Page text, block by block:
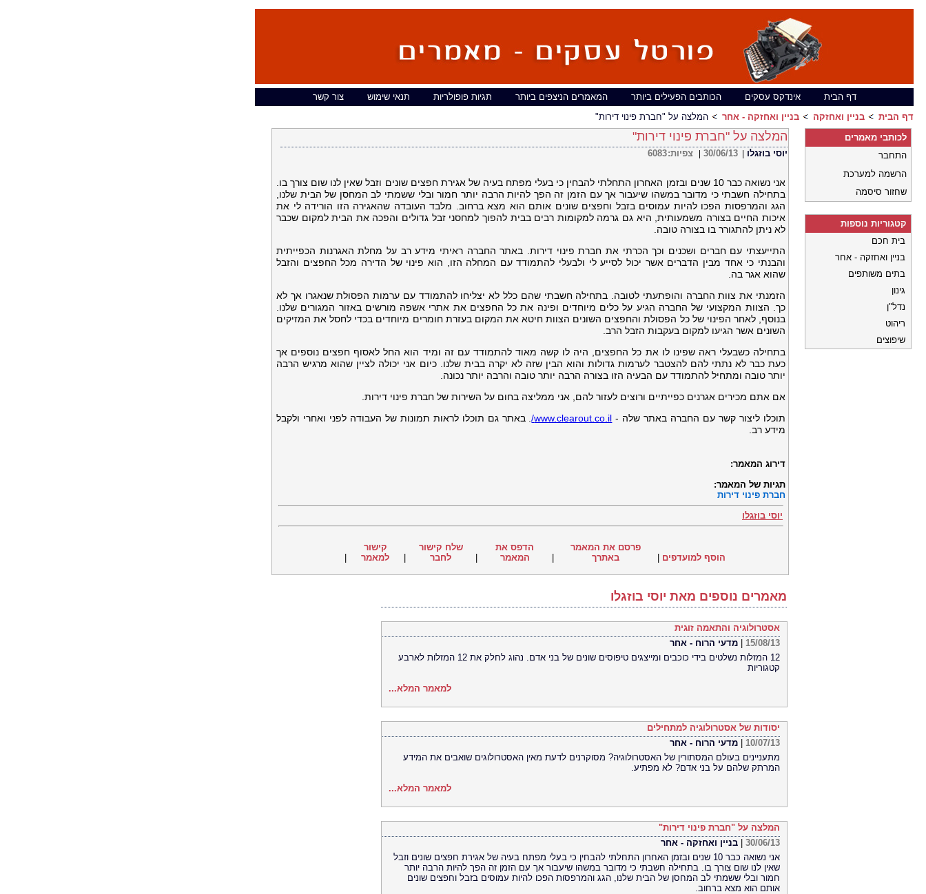
דף הבית אינדקס עסקים הכותבים הפעילים ביותר המאמרים הניצפים ביותר תגיות פופולריות תנאי שימוש
צור קשר
דף הבית
בניין ואחזקה בניין ואחזקה - אחר המלצה על "חברת פינוי דירות"
המלצה על "חברת פינוי דירות"
יוסי בוזגלו 30/06/13 צפיות:6083
אני נשואה כבר 10 שנים ובזמן האחרון התחלתי להבחין כי בעלי מפתח בעיה של אגירת חפצים שונים וזבל שאין לנו שום צורך בו.
בתחילה חשבתי כי מדובר במשהו שיעבור אך עם הזמן זה הפך להיות הרבה יותר חמור ובלי ששמתי לב המחסן של הבית שלנו,
הגג והמרפסות הפכו להיות עמוסים בזבל וחפצים שונים אותם הוא מצא ברחוב. מלבד העובדה שהאגירה הזו הורידה לי את
איכות החיים בצורה משמעותית, היא גם גרמה למקומות רבים בבית להפוך למחסני זבל גדולים והפכה את הבית למקום שכבר
לא ניתן להתגורר בו בצורה טובה.
התייעצתי עם חברים ושכנים וכך הכרתי את חברת פינוי דירות. באתר החברה ראיתי מידע רב על מחלת האגרנות הכפייתית
והבנתי כי אחד מבין הדברים אשר יכול לסייע לי ולבעלי להתמודד עם המחלה הזו, הוא פינוי של הדירה מכל החפצים והזבל
שהוא אגר בה.
הזמנתי את צוות החברה והופתעתי לטובה. בתחילה חשבתי שהם כלל לא יצליחו להתמודד עם ערמות הפסולת שנאגרו אך לא
כך. הצוות המקצועי של החברה הגיע על כלים מיוחדים ופינה את כל החפצים את אתרי אשפה מורשים באזור המגורים שלנו.
בנוסף, לאחר הפינוי של כל הפסולת והחפצים השונים הצוות חיטא את המקום בעזרת חומרים מיוחדים בכדי לחסל את המזיקים
השונים אשר הגיעו למקום בעקבות הזבל הרב.
בתחילה כשבעלי ראה שפינו לו את כל החפצים, היה לו קשה מאוד להתמודד עם זה ומיד הוא החל לאסוף חפצים נוספים אך
כעת כבר לא נתתי להם להצטבר לערמות גדולות והוא הבין שזה לא יקרה בבית שלנו. כיום אני יכולה לציין שהוא מרגיש הרבה
יותר טובה ומתחיל להתמודד עם הבעיה הזו בצורה הרבה יותר טובה והרבה יותר נכונה.
אם אתם מכירים אגרנים כפייתיים ורוצים לעזור להם, אני ממליצה בחום על השירות של חברת פינוי דירות.
תוכלו ליצור קשר עם החברה באתר שלה - www.clearout.co.il/ . באתר גם תוכלו לראות תמונות של העבודה לפני ואחרי ולקבל
מידע רב.
דירוג המאמר:
תגיות של המאמר:
חברת פינוי דירות
יוסי בוזגלו
הוסף למועדפים |
פרסם את המאמר
באתרך
|
הדפס את
המאמר
|
שלח קישור
לחבר
|
קישור
למאמר
|
מאמרים נוספים מאת יוסי בוזגלו
אסטרולוגיה והתאמה זוגית
15/08/13
מדעי הרוח - אחר
12 המזלות נשלטים בידי כוכבים ומייצגים טיפוסים שונים של בני אדם. נהוג לחלק את 12 המזלות לארבע
קטגוריות
למאמר המלא...
יסודות של אסטרולוגיה למתחילים
10/07/13
מדעי הרוח - אחר
מתעניינים בעולם המסתורין של האסטרולוגיה? מסוקרנים לדעת מאין האסטרולוגים שואבים את המידע
המרתק שלהם על בני אדם? לא מפתיע.
למאמר המלא...
המלצה על "חברת פינוי דירות"
30/06/13
בניין ואחזקה - אחר
אני נשואה כבר 10 שנים ובזמן האחרון התחלתי להבחין כי בעלי מפתח בעיה של אגירת חפצים שונים וזבל
שאין לנו שום צורך בו. בתחילה חשבתי כי מדובר במשהו שיעבור אך עם הזמן זה הפך להיות הרבה יותר
חמור ובלי ששמתי לב המחסן של הבית שלנו, הגג והמרפסות הפכו להיות עמוסים בזבל וחפצים שונים
אותם הוא מצא ברחוב.
לכותבי מאמרים
התחבר
הרשמה למערכת
שחזור סיסמה
קטגוריות נוספות
בית חכם
בניין ואחזקה - אחר
בתים משותפים
גינון
נדל"ן
ריהוט
שיפוצים